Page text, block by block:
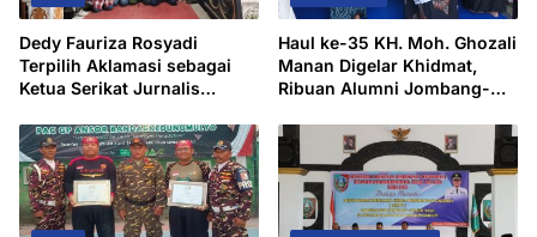
Dedy Fauriza Rosyadi
Terpilih Aklamasi sebagai
Ketua Serikat Jurnalis
Haul ke-35 KH. Moh. Ghozali
Manan Digelar Khidmat,
Ribuan Alumni Jombang-
K.H. Moh. Ridwan Syaibani